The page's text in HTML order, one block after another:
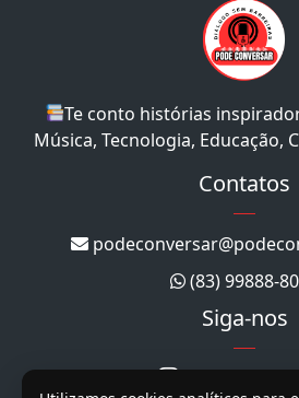
Te conto histórias
Música, Tecnologia, Educação,
Contatos
(83) 99888-
Siga-nos